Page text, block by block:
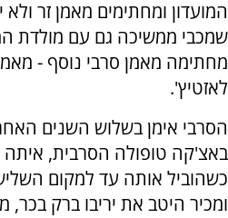
המועדון ומחתימים מאמן זר
שמכבי ממשיכה גם עם מולדת
מחתימה מאמן סרבי נוסף -
לאזטיץ'.
באצ'קה טופולה הסרבית,
כשהוביל אותה עד למקום
ומכיר היטב את יריבו ברק בכר,